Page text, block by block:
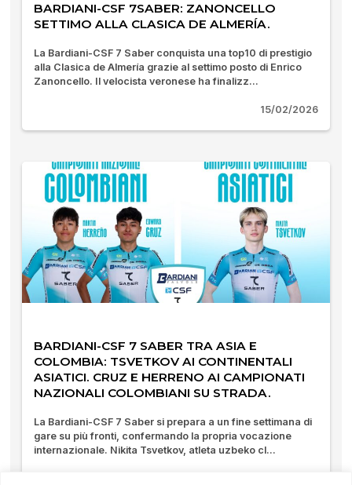
BARDIANI-CSF 7SABER: ZANONCELLO
SETTIMO ALLA CLASICA DE ALMERÍA.
La Bardiani-CSF 7 Saber conquista una top10 di prestigio
alla Clasica de Almería grazie al settimo posto di Enrico
Zanoncello. Il velocista veronese ha finalizz...
15/02/2026
BARDIANI-CSF 7 SABER TRA ASIA E
COLOMBIA: TSVETKOV AI CONTINENTALI
ASIATICI. CRUZ E HERRENO AI CAMPIONATI
NAZIONALI COLOMBIANI SU STRADA.
La Bardiani-CSF 7 Saber si prepara a un fine settimana di
gare su più fronti, confermando la propria vocazione
internazionale. Nikita Tsvetkov, atleta uzbeko cl...